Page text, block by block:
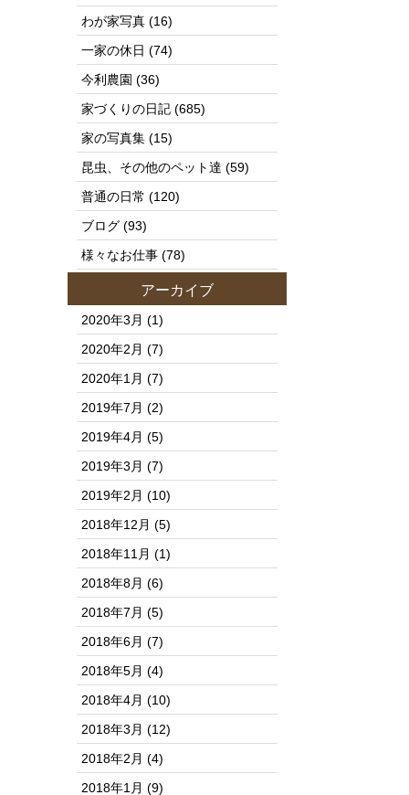
わが家写真 (16)
一家の休日 (74)
今利農園 (36)
家づくりの日記 (685)
家の写真集 (15)
昆虫、その他のペット達 (59)
普通の日常 (120)
ブログ (93)
様々なお仕事 (78)
アーカイブ
2020年3月 (1)
2020年2月 (7)
2020年1月 (7)
2019年7月 (2)
2019年4月 (5)
2019年3月 (7)
2019年2月 (10)
2018年12月 (5)
2018年11月 (1)
2018年8月 (6)
2018年7月 (5)
2018年6月 (7)
2018年5月 (4)
2018年4月 (10)
2018年3月 (12)
2018年2月 (4)
2018年1月 (9)